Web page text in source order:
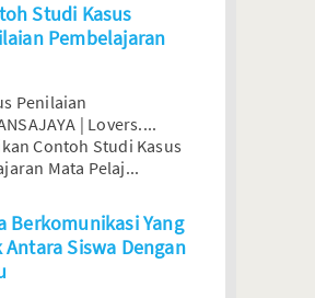
Studi Kasus
Pembelajaran
Penilaian
| Lovers....
Contoh Studi Kasus
Mata Pelaj...
Berkomunikasi Yang
Antara Siswa Dengan